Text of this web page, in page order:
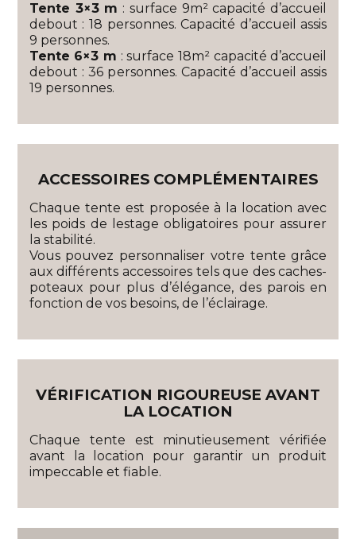
Tente 3×3 m : surface 9m² capacité d’accueil
debout : 18 personnes. Capacité d’accueil assis
9 personnes.
Tente 6×3 m : surface 18m² capacité d’accueil
debout : 36 personnes. Capacité d’accueil assis
19 personnes.
ACCESSOIRES COMPLÉMENTAIRES
Chaque tente est proposée à la location avec
les poids de lestage obligatoires pour assurer
la stabilité.
Vous pouvez personnaliser votre tente grâce
aux différents accessoires tels que des caches-
poteaux pour plus d’élégance, des parois en
fonction de vos besoins, de l’éclairage.
VÉRIFICATION RIGOUREUSE AVANT
LA LOCATION
Chaque tente est minutieusement vérifiée
avant la location pour garantir un produit
impeccable et fiable.